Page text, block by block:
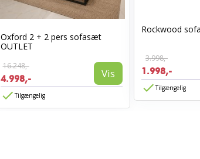
Oxford 2 + 2 pers sofasæt
OUTLET
16.248,-
4.998,- Vis
Tilgængelig
Rockwood
3.998,-
1.998,-
Tilgængelig